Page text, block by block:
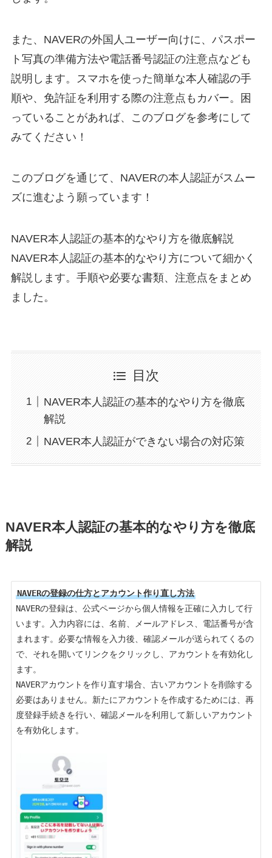
また、NAVERの外国人ユーザー向けに、パスポー
ト写真の準備方法や電話番号認証の注意点なども
説明します。スマホを使った簡単な本人確認の手
順や、免許証を利用する際の注意点もカバー。困
っていることがあれば、このブログを参考にして
みてください！
このブログを通じて、NAVERの本人認証がスムー
ズに進むよう願っています！
NAVER本人認証の基本的なやり方を徹底解説
NAVER本人認証の基本的なやり方について細かく
解説します。手順や必要な書類、注意点をまとめ
ました。
目次
NAVER本人認証の基本的なやり方を徹底
解説
NAVER本人認証ができない場合の対応策
NAVER本人認証の基本的なやり方を徹底
解説
NAVERの登録の仕方とアカウント作り直し方法
NAVERの登録は、公式ページから個人情報を正確に入力して行
います。入力内容には、名前、メールアドレス、電話番号が含
まれます。必要な情報を入力後、確認メールが送られてくるの
で、それを開いてリンクをクリックし、アカウントを有効化し
ます。
NAVERアカウントを作り直す場合、古いアカウントを削除する
必要はありません。新たにアカウントを作成するためには、再
度登録手続きを行い、確認メールを利用して新しいアカウント
を有効化します。